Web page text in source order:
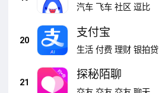
价）
汽车 飞车 社区 逗比
20
支付宝
生活 付费 理财 银拍贷
21
探秘陌聊